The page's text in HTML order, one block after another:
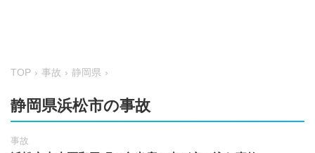
TOP 事故 静岡県
静岡県浜松市の事故
事故